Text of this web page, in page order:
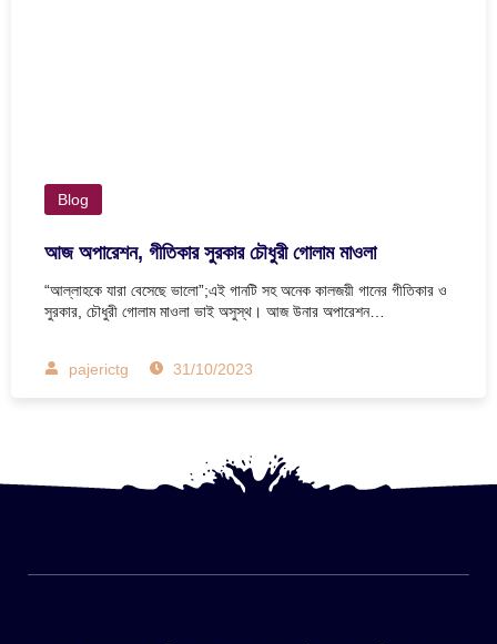
Blog
আজ অপারেশন, গীতিকার সুরকার চৌধুরী গোলাম মাওলা
“আল্লাহকে যারা বেসেছে ভালো”;এই গানটি সহ অনেক কালজয়ী গানের গীতিকার ও
সুরকার, চৌধুরী গোলাম মাওলা ভাই অসুস্থ। আজ উনার অপারেশন…
pajerictg 31/10/2023